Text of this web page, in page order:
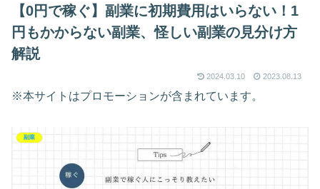
【0円で稼ぐ】副業に初期費用はいらない！1
円もかからない副業、怪しい副業の見分け方
解説
2024.03.10 2023.08.13
※本サイトはプロモーションが含まれています。
副業